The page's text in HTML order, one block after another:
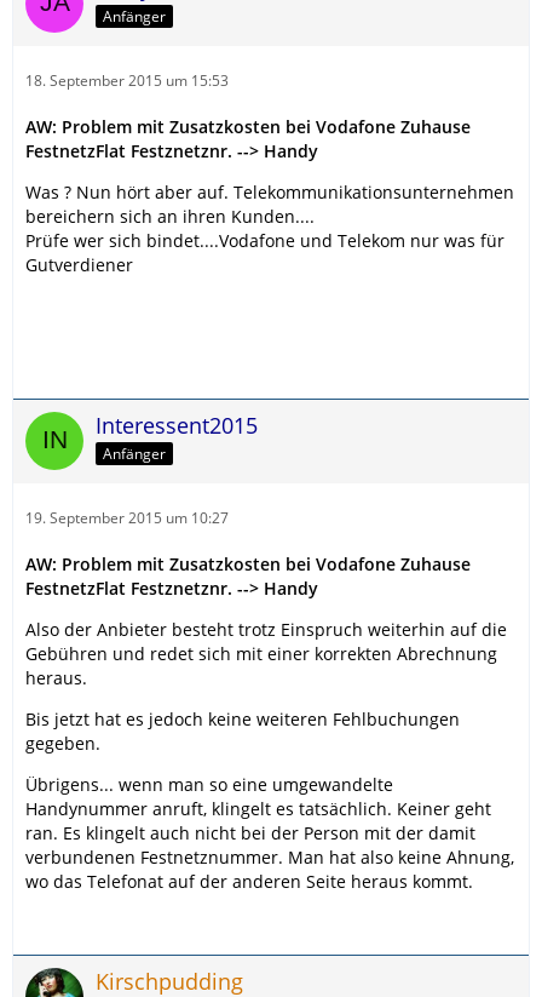
Anfänger
18. September 2015 um 15:53
AW: Problem mit Zusatzkosten bei Vodafone Zuhause
FestnetzFlat Festznetznr. --> Handy
Was ? Nun hört aber auf. Telekommunikationsunternehmen
bereichern sich an ihren Kunden....
Prüfe wer sich bindet....Vodafone und Telekom nur was für
Gutverdiener
Interessent2015
Anfänger
19. September 2015 um 10:27
AW: Problem mit Zusatzkosten bei Vodafone Zuhause
FestnetzFlat Festznetznr. --> Handy
Also der Anbieter besteht trotz Einspruch weiterhin auf die
Gebühren und redet sich mit einer korrekten Abrechnung
heraus.
Bis jetzt hat es jedoch keine weiteren Fehlbuchungen
gegeben.
Übrigens... wenn man so eine umgewandelte
Handynummer anruft, klingelt es tatsächlich. Keiner geht
ran. Es klingelt auch nicht bei der Person mit der damit
verbundenen Festnetznummer. Man hat also keine Ahnung,
wo das Telefonat auf der anderen Seite heraus kommt.
Kirschpudding